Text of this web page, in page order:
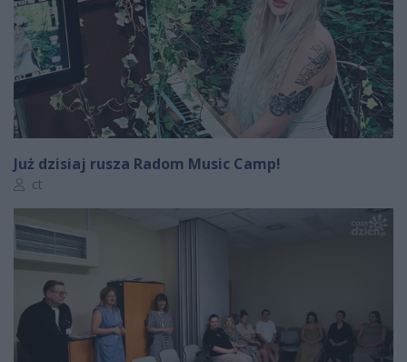
Już dzisiaj rusza Radom Music Camp!
Autor artykułu:
ct